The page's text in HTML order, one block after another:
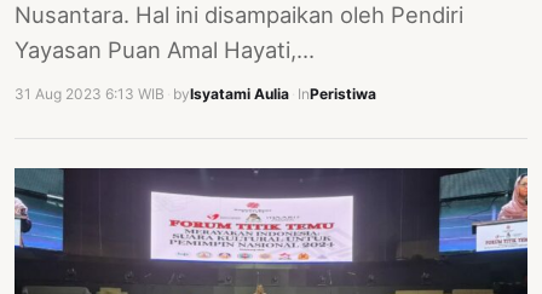
Nusantara. Hal ini disampaikan oleh Pendiri
Yayasan Puan Amal Hayati,…
31 Aug 2023 6:13 WIB byIsyatami Aulia InPeristiwa